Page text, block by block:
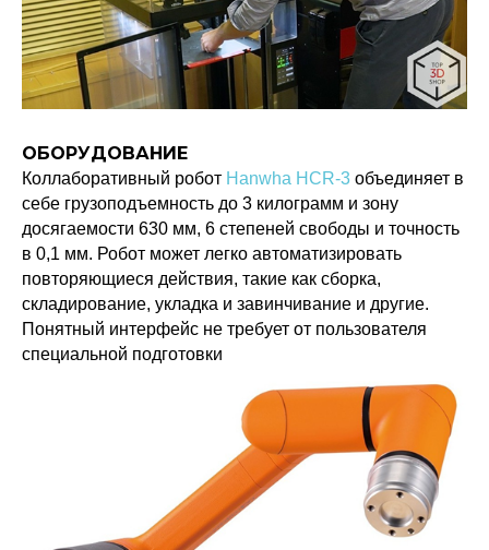
ОБОРУДОВАНИЕ
Коллаборативный робот Hanwha HCR-3 объединяет в
себе грузоподъемность до 3 килограмм и зону
досягаемости 630 мм, 6 степеней свободы и точность
в 0,1 мм. Робот может легко автоматизировать
повторяющиеся действия, такие как сборка,
складирование, укладка и завинчивание и другие.
Понятный интерфейс не требует от пользователя
специальной подготовки